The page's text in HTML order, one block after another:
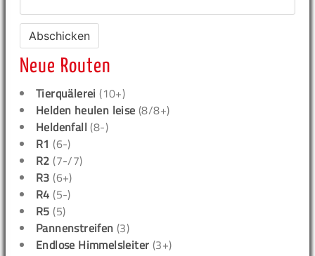
Neue Routen
Tierquälerei (10+)
Helden heulen leise (8/8+)
Heldenfall (8-)
R1 (6-)
R2 (7-/7)
R3 (6+)
R4 (5-)
R5 (5)
Pannenstreifen (3)
Endlose Himmelsleiter (3+)